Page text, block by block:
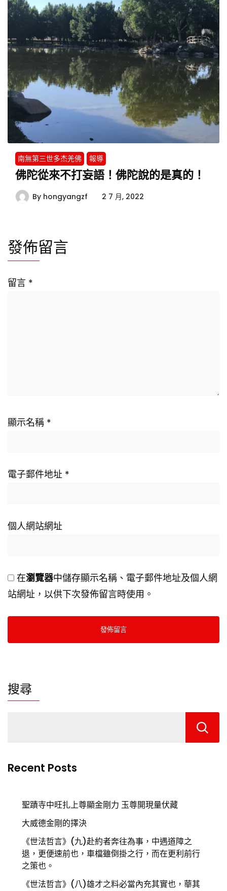
南無第三世多杰羌佛 報導
佛陀從來不打妄語！佛陀說的是真的！
By hongyangzf 2 7 月, 2022
發佈留言
留言 *
顯示名稱 *
電子郵件地址 *
個人網站網址
在瀏覽器中儲存顯示名稱、電子郵件地址及個人網
站網址，以供下次發佈留言時使用。
搜尋
Recent Posts
聖蹟寺中旺扎上尊顯金剛力 玉尊開現量伏藏
大威德金剛的擇決
《世法哲言》(九)赴約者奔往為事，中遇道障之
退，更便速前也，車檔雖倒掛之行，而在更利前行
之策也。
《世法哲言》(八)雄才之料必當內充其實也，華其